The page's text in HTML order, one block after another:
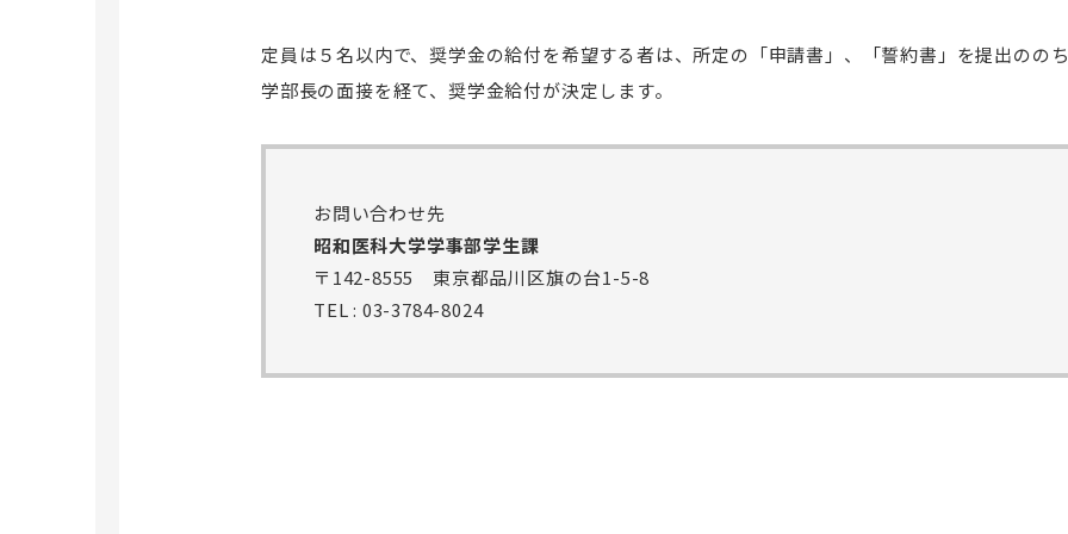
定員は５名以内で、奨学金の給付を希望する者は、所定の「申請書」、「誓約書」を提出のの
学部長の面接を経て、奨学金給付が決定します。
お問い合わせ先
昭和医科大学学事部学生課
〒142-8555 東京都品川区旗の台1-5-8
TEL : 03-3784-8024